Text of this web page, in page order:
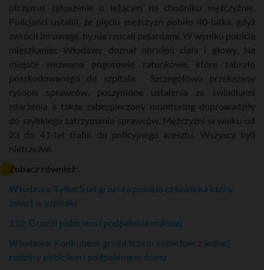
otrzymał zgłoszenie o leżącym na chodniku mężczyźnie.
Policjanci ustalili, że pięciu mężczyzn pobiło 40-latka, gdyż
zwrócił im uwagę, by nie rzucali petardami. W wyniku pobicia
mieszkaniec Włodawy doznał obrażeń ciała i głowy. Na
miejsce wezwano pogotowie ratunkowe, które zabrało
poszkodowanego do szpitala. Szczegółowo przekazany
rysopis sprawców, poczynione ustalenia ze świadkami
zdarzenia a także zabezpieczony monitoring doprowadziły
do szybkiego zatrzymania sprawców. Mężczyźni w wieku od
23 do 41-lat trafili do policyjnego aresztu. Wszyscy byli
nietrzeźwi.
Zobacz również:.
Włodawa: Tylko 5 lat grozi za pobicie człowieka który
zmarł w szpitalu
112: Grozili pobiciem i podpaleniem domu
Włodawa: Konkubent groził trzem kobietom z jednej
rodziny pobiciem i podpaleniem domu